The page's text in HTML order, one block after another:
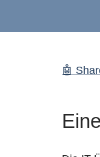
🤖